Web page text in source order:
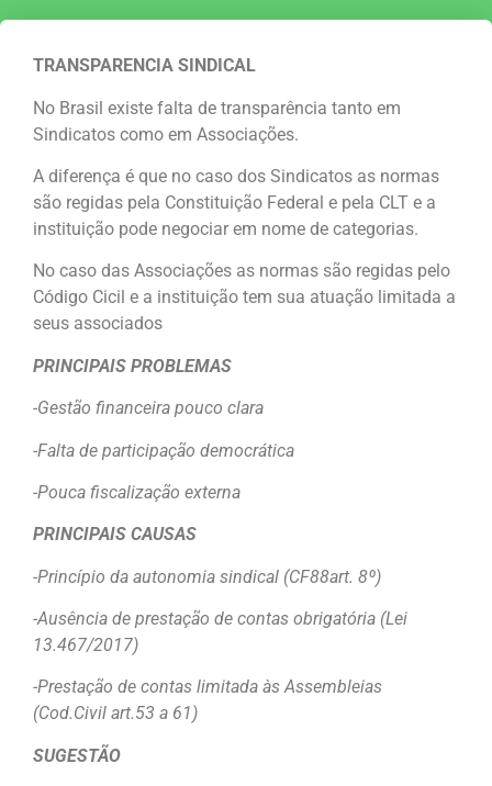
TRANSPARENCIA SINDICAL
No Brasil existe falta de transparência tanto em
Sindicatos como em Associações.
A diferença é que no caso dos Sindicatos as normas
são regidas pela Constituição Federal e pela CLT e a
instituição pode negociar em nome de categorias.
No caso das Associações as normas são regidas pelo
Código Cicil e a instituição tem sua atuação limitada a
seus associados
PRINCIPAIS PROBLEMAS
-Gestão financeira pouco clara
-Falta de participação democrática
-Pouca fiscalização externa
PRINCIPAIS CAUSAS
-Princípio da autonomia sindical (CF88art. 8º)
-Ausência de prestação de contas obrigatória (Lei
13.467/2017)
-Prestação de contas limitada às Assembleias
(Cod.Civil art.53 a 61)
SUGESTÃO